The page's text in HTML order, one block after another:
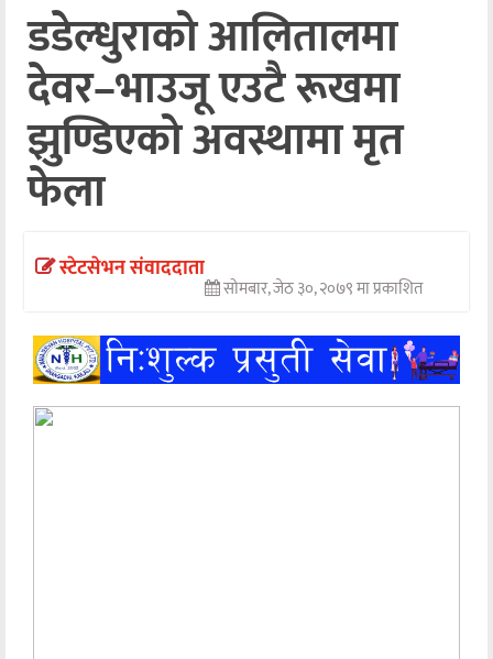
अन्तराष्ट्रिय
अन्तर्वार्ता
अर्थ
खेलकुद
मनोरञ्जन
डडेल्धुराको आलितालमा
देवर–भाउजू एउटै रूखमा
झुण्डिएको अवस्थामा मृत
फेला
स्टेटसेभन संवाददाता
सोमबार, जेठ ३०, २०७९ मा प्रकाशित